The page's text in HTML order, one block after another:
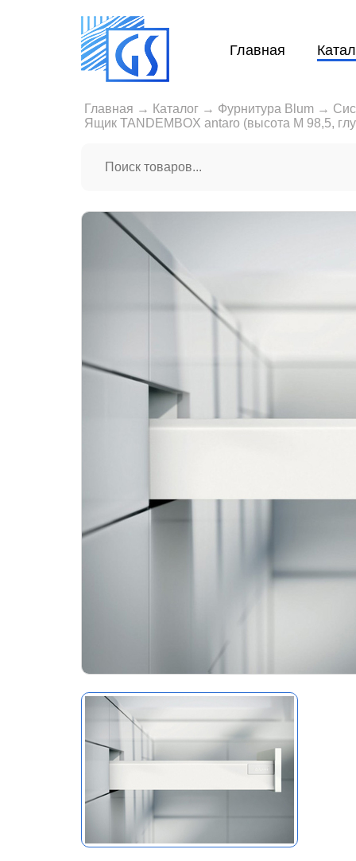
Главная
Главная → Каталог → Фурнитура Blum →
Ящик TANDEMBOX antaro (высота М 98,5,